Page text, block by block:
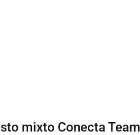
mixto Conecta Team